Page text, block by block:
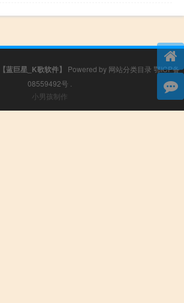
【蓝巨星_K歌软件】 Powered by 网站分类目录 鄂ICP备
08559492号
小男孩制作